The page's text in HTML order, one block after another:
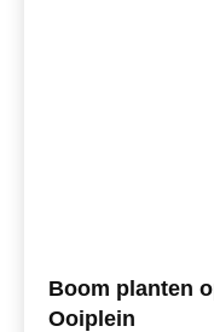
Boom planten
Ooiplein